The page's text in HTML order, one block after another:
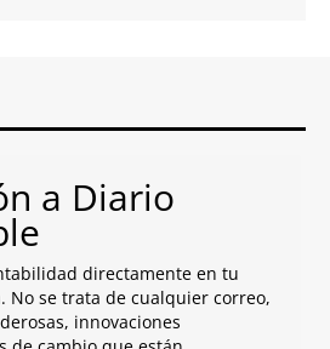
a Diario
directamente en tu
No se trata de cualquier correo,
innovaciones